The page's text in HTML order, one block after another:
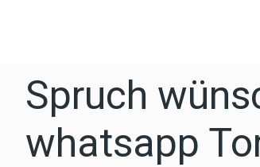
Spruch
whatsapp